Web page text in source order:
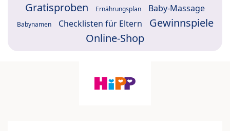
Gratisproben Ernährungsplan Baby-Massage
Babynamen Checklisten für Eltern
Gewinnspiele
Online-Shop